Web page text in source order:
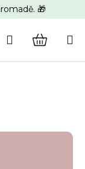
🎁
Hledat